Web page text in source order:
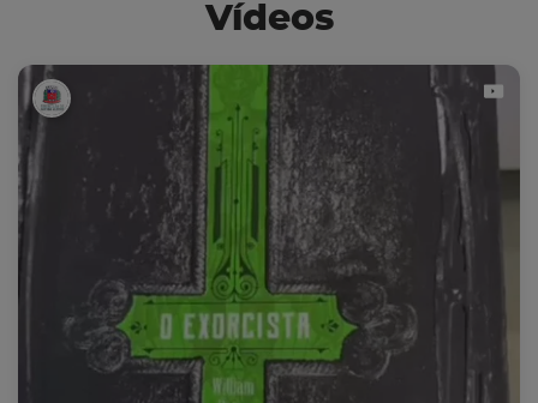
Vídeos